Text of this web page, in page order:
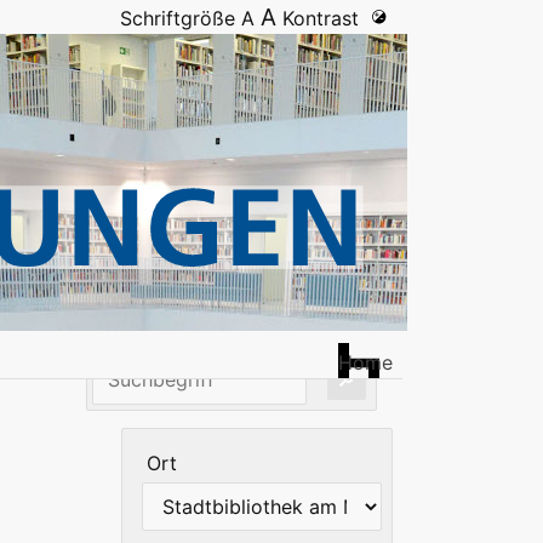
Schriftgröße A A Kontrast
Home
Ort